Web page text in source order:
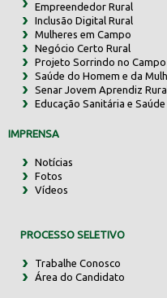
Empreendedor Rural
Inclusão Digital Rural
Mulheres em Campo
Negócio Certo Rural
Projeto Sorrindo no Campo
Saúde do Homem e da
Senar Jovem Aprendiz
Educação Sanitária e
IMPRENSA
Notícias
Fotos
Vídeos
PROCESSO SELETIVO
Trabalhe Conosco
Área do Candidato